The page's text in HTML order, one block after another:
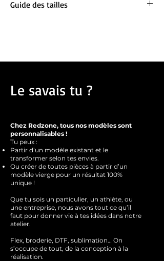
Repassage à 150° max. Ne pas sécher en
Guide des tailles
Le savais tu ?
Chez Redzone, tous nos modèles sont
personnalisables !
Tu peux :
Partir d’un modèle existant et le
transformer selon tes envies.
Ou créer de toutes pièces à partir d’un
modèle vierge pour un résultat 100%
unique !
Que tu sois un particulier, un athlète, ou
une entreprise, nous avons tout ce qu’il
faut pour donner vie à tes idées dans notre
atelier.
Flex, broderie, DTF, sublimation… On
s’occupe de tout, de la conception à la
réalisation.